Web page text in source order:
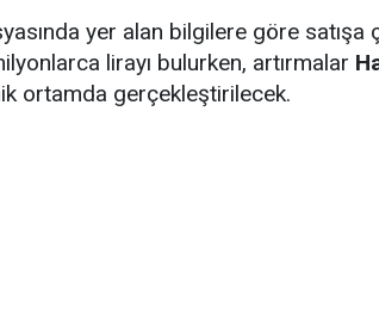
yer alan bilgilere göre satışa
lirayı bulurken, artırmalar
ortamda gerçekleştirilecek.